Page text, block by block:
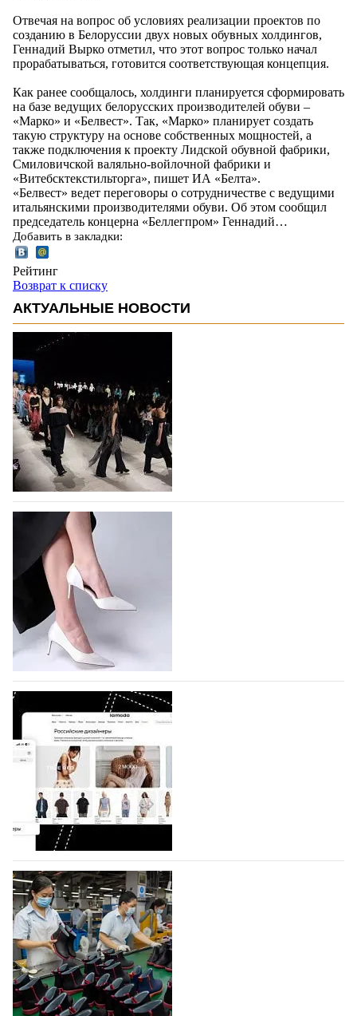
Отвечая на вопрос об условиях реализации проектов по
созданию в Белоруссии двух новых обувных холдингов,
Геннадий Вырко отметил, что этот вопрос только начал
прорабатываться, готовится соответствующая концепция.
Как ранее сообщалось, холдинги планируется сформировать
на базе ведущих белорусских производителей обуви –
«Марко» и «Белвест». Так, «Марко» планирует создать
такую структуру на основе собственных мощностей, а
также подключения к проекту Лидской обувной фабрики,
Смиловичской валяльно-войлочной фабрики и
«Витебсктекстильторга», пишет ИА «Белта».
«Белвест» ведет переговоры о сотрудничестве с ведущими
итальянскими производителями обуви. Об этом сообщил
председатель концерна «Беллегпром» Геннадий…
Добавить в закладки:
Рейтинг
Возврат к списку
АКТУАЛЬНЫЕ НОВОСТИ
На участие в Московской неделе моды
подано 1047 заявок
На участие в седьмой Московской неделе моды,
которая пройдет в российской столице с 26 сентября
по 1 октября, уже подано 1047 заявок. Примерно
половину из них (494) прислали дизайнеры,
коллекции которых не были представлены в…
07.08.2026 640
BALLINA представит свои новинки на Euro
Shoes
Компания BALLINA Guangzhou Lihuang Footwear
Co., Ltd., основанная в 2011 году и расположенная в
Гуанчжоу, столице моды Китая, является
профессиональной обувной компанией,
объединяющей разработку, производство и…
07.08.2026 500
На платформе Lamoda - новый раздел и
условия продвижения локальных
дизайнерских марок
Российский маркетплейс Lamoda решил обновить
раздел для продажи продукции локальных
дизайнерских марок одежды, обуви и аксессуаров.